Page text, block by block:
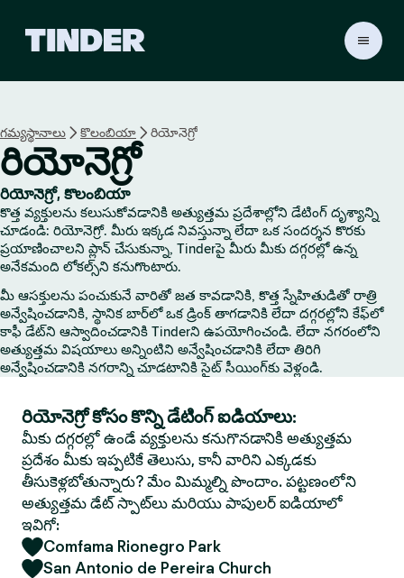
r
గమ్యస్థానాలు కొలంబియా రియోనెగ్రో
రియోనెగ్రో
రియోనెగ్రో, కొలంబియా
కొత్త వ్యక్తులను కలుసుకోవడానికి అత్యుత్తమ ప్రదేశాల్లోని డేటింగ్ దృశ్యాన్ని
చూడండి: రియోనెగ్రో. మీరు ఇక్కడ నివస్తున్నా లేదా ఒక సందర్శన కొరకు
ప్రయాణించాలని ప్లాన్ చేసుకున్నా, Tinderపై మీరు మీకు దగ్గరల్లో ఉన్న
అనేకమంది లోకల్స్‌ని కనుగొంటారు.
మీ ఆసక్తులను పంచుకునే వారితో జత కావడానికి, కొత్త స్నేహితుడితో రాత్రి
అన్వేషించడానికి, స్థానిక బార్‌లో ఒక డ్రింక్ తాగడానికి లేదా దగ్గరల్లోని కేఫ్‌లో
కాఫీ డేట్‌ని ఆస్వాదించడానికి Tinderని ఉపయోగించండి. లేదా నగరంలోని
అత్యుత్తమ విషయాలు అన్నింటిని అన్వేషించడానికి లేదా తిరిగి
అన్వేషించడానికి నగరాన్ని చూడటానికి సైట్ సీయింగ్‌కు వెళ్లండి.
రియోనెగ్రో కోసం కొన్ని డేటింగ్ ఐడియాలు:
మీకు దగ్గరల్లో ఉండే వ్యక్తులను కనుగొనడానికి అత్యుత్తమ
ప్రదేశం మీకు ఇప్పటికే తెలుసు, కానీ వారిని ఎక్కడకు
తీసుకెళ్లబోతున్నారు? మేం మిమ్మల్ని పొందాం. పట్టణంలోని
అత్యుత్తమ డేట్ స్పాట్‌లు మరియు పాపులర్ ఐడియాలో
ఇవిగో:
Comfama Rionegro Park
San Antonio de Pereira Church